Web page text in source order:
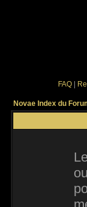
FAQ
Novae Index du